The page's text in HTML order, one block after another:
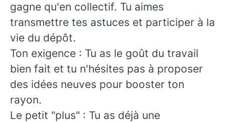
gagne qu'en collectif. Tu aimes
transmettre tes astuces et participer à la
vie du dépôt.
Ton exigence : Tu as le goût du travail
bien fait et tu n'hésites pas à proposer
des idées neuves pour booster ton
rayon.
Le petit "plus" : Tu as déjà une